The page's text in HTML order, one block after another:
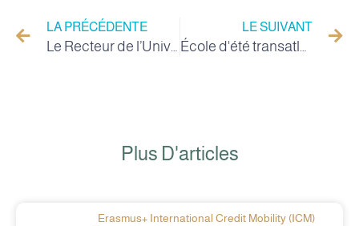
LA PRÉCÉDENTE
Le Recteur de l’Université d’El-oued supervise le déroulement des examens à la Faculté de Médecine et inspecte la disponibilité de ses infrastructures et laboratoires scientifiques
LE SUIVANT
École d'été transatlantique en médecine personnalisée et innovation en intelligence artificielle
Plus D'articles
Erasmus+ International Credit Mobility (ICM)